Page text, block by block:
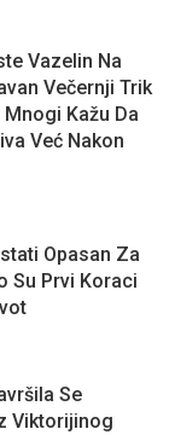
Vazelin Na
Večernji Trik
Kažu Da
Već Nakon
Opasan Za
Su Prvi Koraci
Se
Viktorijinog